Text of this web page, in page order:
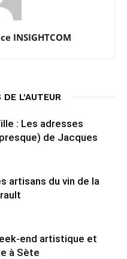
INSIGHTCOM
DE L'AUTEUR
: Les adresses
de Jacques
artisans du vin de la
end artistique et
à Sète